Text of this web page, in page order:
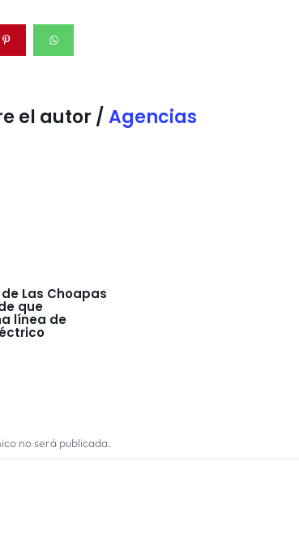
el autor / Agencias
Las Choapas
que
línea de
no será publicada.